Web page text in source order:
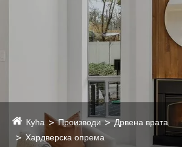
Кућа Производи
Дрвена врата
Хардверска опрема